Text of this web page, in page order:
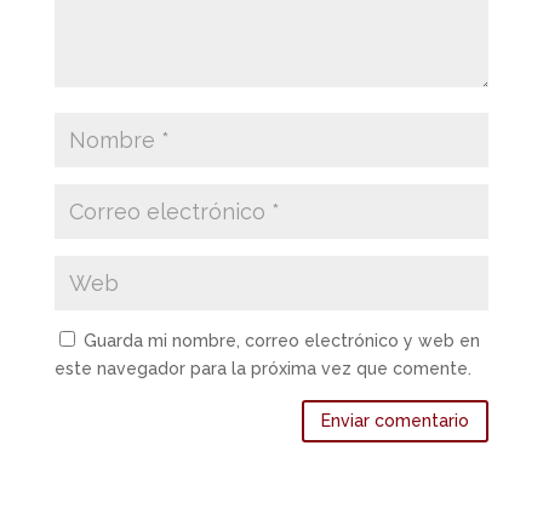
Guarda mi nombre, correo electrónico y web en
este navegador para la próxima vez que comente.